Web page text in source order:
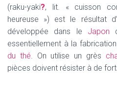
(raku-yaki?, lit. « cuisson
heureuse ») est le résultat
développée dans le Japon
essentiellement à la
du thé. On utilise un grès
pièces doivent résister à de